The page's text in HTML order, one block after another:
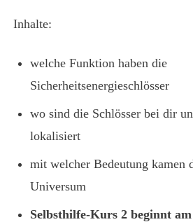
Inhalte:
welche Funktion haben die
Sicherheitsenergieschlösser
wo sind die Schlösser bei dir
lokalisiert
mit welcher Bedeutung kamen
Universum
Selbsthilfe-Kurs 2 beginnt